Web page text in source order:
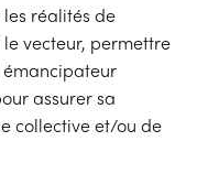
réalités de
le vecteur, permettre
émancipateur
assurer sa
collective et/ou de